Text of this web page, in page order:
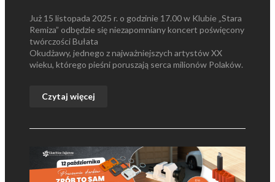
Już 15 listopada 2025 r. o godzinie 17.00 w Klubie „Stara
Remiza” odbędzie się niezapomniany koncert poświęcony
twórczości Bułata
Okudżawy, jednego z najważniejszych artystów XX
wieku, którego pieśni poruszają serca milionów Polaków.
Czytaj więcej